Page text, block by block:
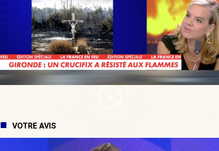
VOTRE AVIS